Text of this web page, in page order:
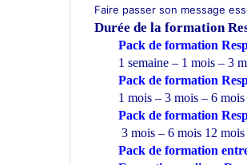
Faire passer son message
Durée de la formation
Pack de formation
1 semaine – 1 mois – 3
Pack de formation
1 mois – 3 mois – 6 mois
Pack de formation
3 mois – 6 mois 12 mois
Pack de formation